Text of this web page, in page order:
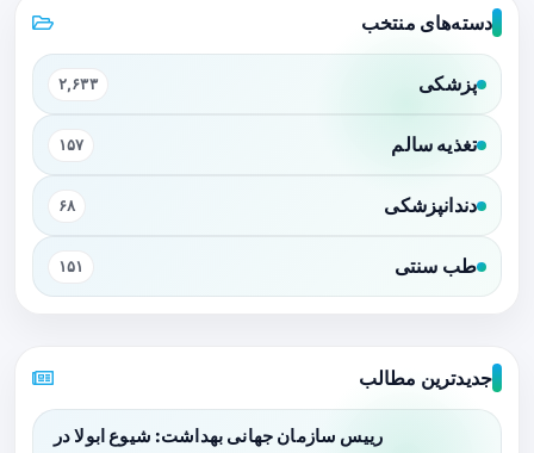
دسته‌های منتخب
پزشکی ۲,۶۳۳
تغذیه سالم ۱۵۷
دندانپزشکی ۶۸
طب سنتی ۱۵۱
جدیدترین مطالب
رییس سازمان جهانی بهداشت: شیوع ابولا در